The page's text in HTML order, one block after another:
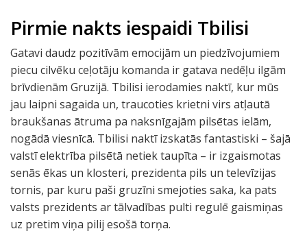
Pirmie nakts iespaidi Tbilisi
Gatavi daudz pozitīvām emocijām un piedzīvojumiem
piecu cilvēku ceļotāju komanda ir gatava nedēļu ilgām
brīvdienām Gruzijā. Tbilisi ierodamies naktī, kur mūs
jau laipni sagaida un, traucoties krietni virs atļautā
braukšanas ātruma pa naksnīgajām pilsētas ielām,
nogādā viesnīcā. Tbilisi naktī izskatās fantastiski – šajā
valstī elektrība pilsētā netiek taupīta – ir izgaismotas
senās ēkas un klosteri, prezidenta pils un televīzijas
tornis, par kuru paši gruzīni smejoties saka, ka pats
valsts prezidents ar tālvadības pulti regulē gaismiņas
uz pretim viņa pilij esošā torņa.